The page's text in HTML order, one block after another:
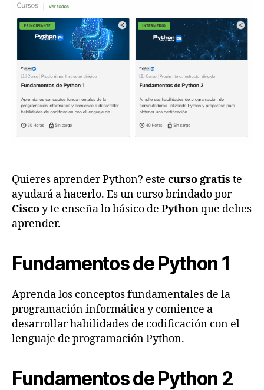
Quieres aprender Python? este curso gratis te
ayudará a hacerlo. Es un curso brindado por
Ciscoy te enseña lo básico de Python que debes
aprender.
Fundamentos de Python 1
Aprenda los conceptos fundamentales de la
programación informática y comience a
desarrollar habilidades de codificación con el
lenguaje de programación Python.
Fundamentos de Python 2